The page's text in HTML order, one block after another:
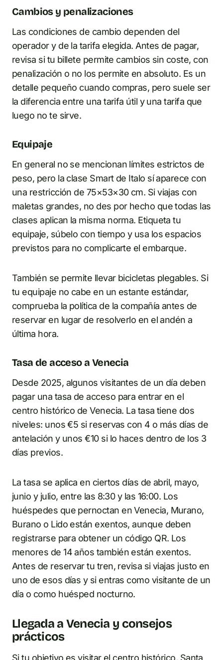
Cambios y penalizaciones
Las condiciones de cambio dependen del
operador y de la tarifa elegida. Antes de pagar,
revisa si tu billete permite cambios sin coste, con
penalización o no los permite en absoluto. Es un
detalle pequeño cuando compras, pero suele ser
la diferencia entre una tarifa útil y una tarifa que
luego no te sirve.
Equipaje
En general no se mencionan límites estrictos de
peso, pero la clase Smart de Italo sí aparece con
una restricción de 75×53×30 cm. Si viajas con
maletas grandes, no des por hecho que todas las
clases aplican la misma norma. Etiqueta tu
equipaje, súbelo con tiempo y usa los espacios
previstos para no complicarte el embarque.
También se permite llevar bicicletas plegables. Si
tu equipaje no cabe en un estante estándar,
comprueba la política de la compañía antes de
reservar en lugar de resolverlo en el andén a
última hora.
Tasa de acceso a Venecia
Desde 2025, algunos visitantes de un día deben
pagar una tasa de acceso para entrar en el
centro histórico de Venecia. La tasa tiene dos
niveles: unos €5 si reservas con 4 o más días de
antelación y unos €10 si lo haces dentro de los 3
días previos.
La tasa se aplica en ciertos días de abril, mayo,
junio y julio, entre las 8:30 y las 16:00. Los
huéspedes que pernoctan en Venecia, Murano,
Burano o Lido están exentos, aunque deben
registrarse para obtener un código QR. Los
menores de 14 años también están exentos.
Antes de reservar tu tren, revisa si viajas justo en
uno de esos días y si entras como visitante de un
día o como huésped nocturno.
Llegada a Venecia y consejos
prácticos
Si tu objetivo es visitar el centro histórico, Santa